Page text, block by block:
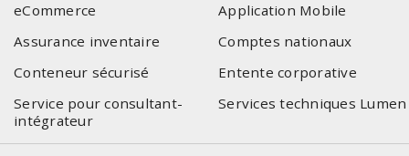
eCommerce
Application Mobile
Assurance inventaire
Comptes nationaux
Conteneur sécurisé
Entente corporative
Service pour consultant-
intégrateur
Services techniques Lumen